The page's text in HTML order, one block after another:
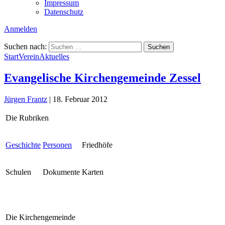
Impressum
Datenschutz
Anmelden
Suchen nach:
StartVereinAktuelles
Evangelische Kirchengemeinde Zessel
Jürgen Frantz | 18. Februar 2012
Die Rubriken
Geschichte Personen Friedhöfe
Schulen Dokumente Karten
Die Kirchengemeinde